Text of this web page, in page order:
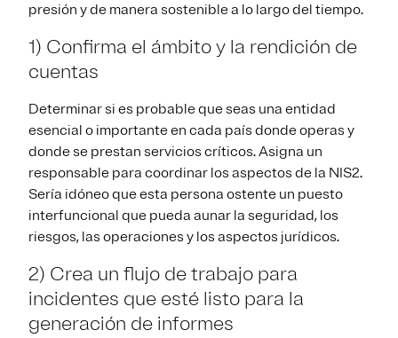
presión y de manera sostenible a lo largo del tiempo.
1) Confirma el ámbito y la rendición de
cuentas
Determinar si es probable que seas una entidad
esencial o importante en cada país donde operas y
donde se prestan servicios críticos. Asigna un
responsable para coordinar los aspectos de la NIS2.
Sería idóneo que esta persona ostente un puesto
interfuncional que pueda aunar la seguridad, los
riesgos, las operaciones y los aspectos jurídicos.
2) Crea un flujo de trabajo para
incidentes que esté listo para la
generación de informes